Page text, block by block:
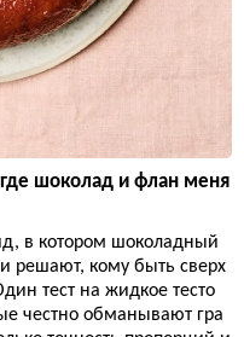
шоколад и флан меня
в котором шоколадный
решают, кому быть сверх
тест на жидкое тесто
честно обманывают гра